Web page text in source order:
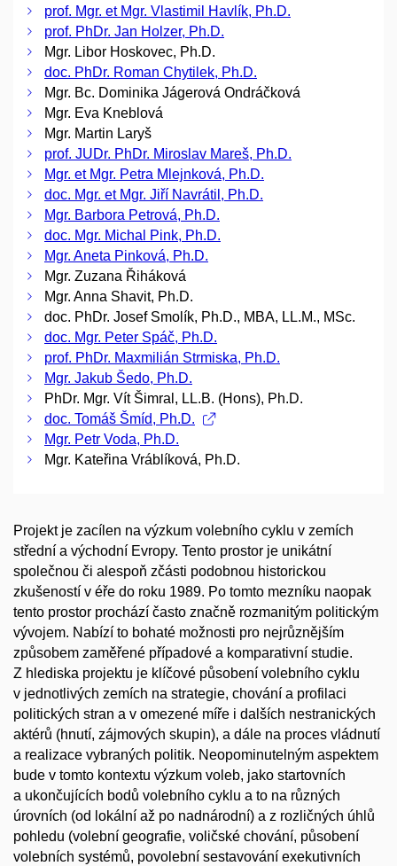
prof. Mgr. et Mgr. Vlastimil Havlík, Ph.D.
prof. PhDr. Jan Holzer, Ph.D.
Mgr. Libor Hoskovec, Ph.D.
doc. PhDr. Roman Chytilek, Ph.D.
Mgr. Bc. Dominika Jágerová Ondráčková
Mgr. Eva Kneblová
Mgr. Martin Laryš
prof. JUDr. PhDr. Miroslav Mareš, Ph.D.
Mgr. et Mgr. Petra Mlejnková, Ph.D.
doc. Mgr. et Mgr. Jiří Navrátil, Ph.D.
Mgr. Barbora Petrová, Ph.D.
doc. Mgr. Michal Pink, Ph.D.
Mgr. Aneta Pinková, Ph.D.
Mgr. Zuzana Řiháková
Mgr. Anna Shavit, Ph.D.
doc. PhDr. Josef Smolík, Ph.D., MBA, LL.M., MSc.
doc. Mgr. Peter Spáč, Ph.D.
prof. PhDr. Maxmilián Strmiska, Ph.D.
Mgr. Jakub Šedo, Ph.D.
PhDr. Mgr. Vít Šimral, LL.B. (Hons), Ph.D.
doc. Tomáš Šmíd, Ph.D.
Mgr. Petr Voda, Ph.D.
Mgr. Kateřina Vráblíková, Ph.D.
Projekt je zacílen na výzkum volebního cyklu v zemích
střední a východní Evropy. Tento prostor je unikátní
společnou či alespoň zčásti podobnou historickou
zkušeností v éře do roku 1989. Po tomto mezníku naopak
tento prostor prochází často značně rozmanitým politickým
vývojem. Nabízí to bohaté možnosti pro nejrůznějším
způsobem zaměřené případové a komparativní studie.
Z hlediska projektu je klíčové působení volebního cyklu
v jednotlivých zemích na strategie, chování a profilaci
politických stran a v omezené míře i dalších nestranických
aktérů (hnutí, zájmových skupin), a dále na proces vládnutí
a realizace vybraných politik. Neopominutelným aspektem
bude v tomto kontextu výzkum voleb, jako startovních
a ukončujících bodů volebního cyklu a to na různých
úrovních (od lokální až po nadnárodní) a z rozličných úhlů
pohledu (volební geografie, voličské chování, působení
volebních systémů, povolební sestavování exekutivních